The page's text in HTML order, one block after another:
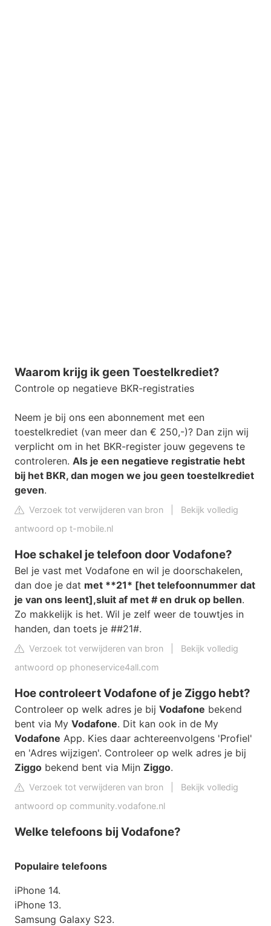
Waarom krijg ik geen Toestelkrediet?
Controle op negatieve BKR-registraties
Neem je bij ons een abonnement met een
toestelkrediet (van meer dan € 250,-)? Dan zijn wij
verplicht om in het BKR-register jouw gegevens te
controleren. Als je een negatieve registratie hebt
bij het BKR, dan mogen we jou geen toestelkrediet
geven.
Verzoek tot verwijderen van bron
Bekijk volledig
antwoord op t-mobile.nl
Hoe schakel je telefoon door Vodafone?
Bel je vast met Vodafone en wil je doorschakelen,
dan doe je dat met **21* [het telefoonnummer dat
je van ons leent],sluit af met # en druk op bellen.
Zo makkelijk is het. Wil je zelf weer de touwtjes in
handen, dan toets je ##21#.
Verzoek tot verwijderen van bron
Bekijk volledig
antwoord op phoneservice4all.com
Hoe controleert Vodafone of je Ziggo hebt?
Controleer op welk adres je bij Vodafone bekend
bent via My Vodafone. Dit kan ook in de My
Vodafone App. Kies daar achtereenvolgens 'Profiel'
en 'Adres wijzigen'. Controleer op welk adres je bij
Ziggo bekend bent via Mijn Ziggo.
Verzoek tot verwijderen van bron
Bekijk volledig
antwoord op community.vodafone.nl
Welke telefoons bij Vodafone?
Populaire telefoons
iPhone 14.
iPhone 13.
Samsung Galaxy S23.